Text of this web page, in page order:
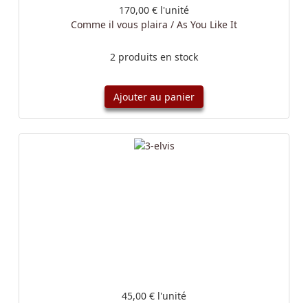
170,00 € l'unité
Comme il vous plaira / As You Like It
2 produits en stock
Ajouter au panier
45,00 € l'unité